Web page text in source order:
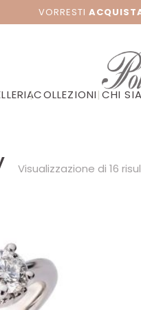
VORRESTI
|COLLEZIONI|CHI
Visualizzazione di 16